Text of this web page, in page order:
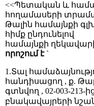
<<Պետական և
հողամասերի
Թալին համայնքի
հիմք ընդունելով
համայնքի
որոշում է `
1.Տալ
հանդիսացող , ք.
գտնվող , 02-003-213-
բնակավայրերի